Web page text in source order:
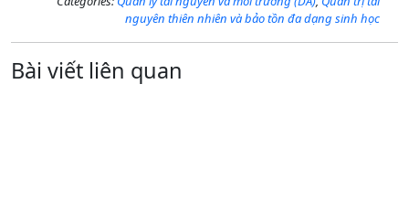
nguyên thiên nhiên và bảo tồn đa dạng sinh học
Bài viết liên quan